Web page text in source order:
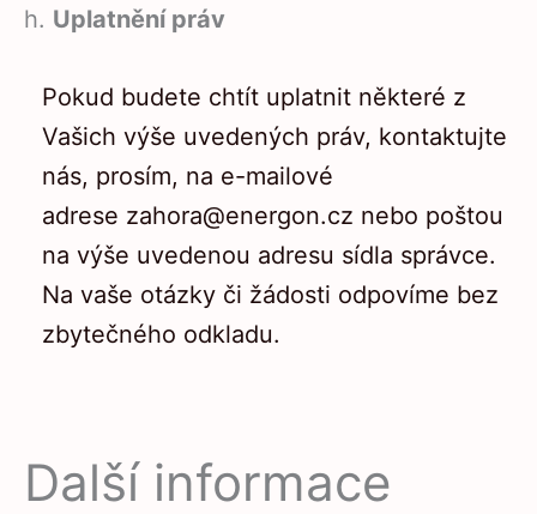
h. Uplatnění práv
Pokud budete chtít uplatnit některé z
Vašich výše uvedených práv, kontaktujte
nás, prosím, na e-mailové
adrese zahora@energon.cz nebo poštou
na výše uvedenou adresu sídla správce.
Na vaše otázky či žádosti odpovíme bez
zbytečného odkladu.
Další informace